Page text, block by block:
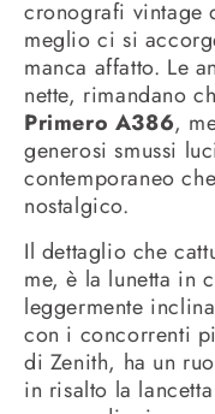
cronografi vintage
meglio ci si
manca affatto. Le
nette, rimandano
Primero A386,
generosi smussi
contemporaneo
nostalgico.
Il dettaglio che
me, è la lunetta in
leggermente
con i concorrenti
di Zenith, ha un
in risalto la